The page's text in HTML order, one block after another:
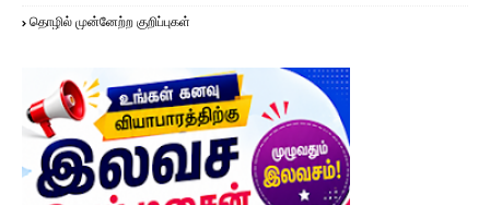
தொழில் முன்னேற்ற குறிப்புகள்